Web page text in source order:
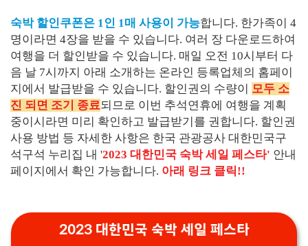
숙박 할인쿠폰은 1인 1매 사용이 가능합니다. 한가족이 4
명이라면 4장을 받을 수 있습니다. 여러 장 다운로드하여
여행을 더 할인받을 수 있습니다. 매일 오전 10시부터 다
음 날 7시까지 아래 소개하는 온라인 등록업체의 홈페이
지에서 발급받을 수 있습니다. 할인권의 수량이 모두 소
진 되면 조기 종료되므로 이번 추석연휴에 여행을 계획
중이시라면 미리 확인하고 발급받기를 권합니다. 할인권
사용 방법 등 자세한 사항은 한국 관광공사 대한민국구
석구석 누리집 내 '2023 대한민국 숙박 세일 페스타' 안내
페이지에서 확인 가능합니다. 아래 링크 클릭!!
2023 대한민국 숙박 세일 페스타